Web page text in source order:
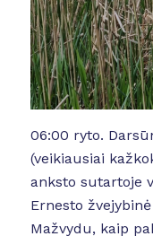
06:00 ryto.
(veikiausiai
anksto sutartoje
Ernesto
Mažvydu, kaip